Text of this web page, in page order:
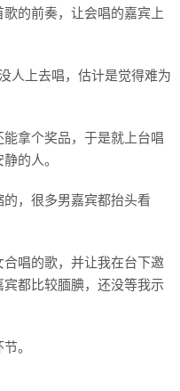
的前奏，让会唱的嘉宾上
人上去唱，估计是觉得难为
拿个奖品，于是就上台唱
的人。
，很多男嘉宾都抬头看
唱的歌，并让我在台下邀
都比较腼腆，还没等我示
。